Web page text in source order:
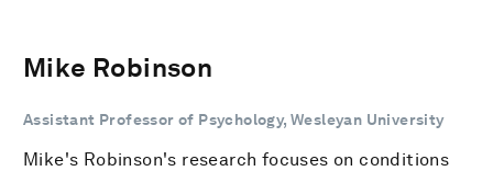
Mike Robinson
Assistant Professor of Psychology, Wesleyan University
Mike's Robinson's research focuses on conditions